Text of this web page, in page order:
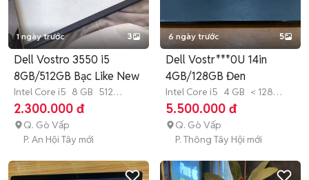
1 ngày trước 3
Dell Vostro 3550 i5
8GB/512GB Bạc Like New
Intel Core i5 8 GB 512
GB HDD
2.300.000 đ
Q. Gò Vấp
P. An Hội Tây mới
6 ngày trước 5
Dell Vostr***0U 14in
4GB/128GB Đen
Intel Core i5 4 GB < 128
GB SSD
5.500.000 đ
Q. Gò Vấp
P. Thông Tây Hội mới